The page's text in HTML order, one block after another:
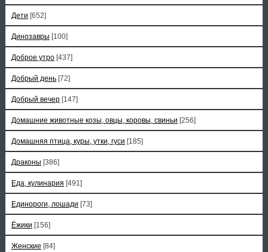
Дети [652]
Динозавры [100]
Доброе утро [437]
Добрый день [72]
Добрый вечер [147]
Домашние животные козы, овцы, коровы, свиньи [256]
Домашняя птица, куры, утки, гуси [185]
Драконы [386]
Еда, кулинария [491]
Единороги, лошади [73]
Ёжики [156]
Женские [84]